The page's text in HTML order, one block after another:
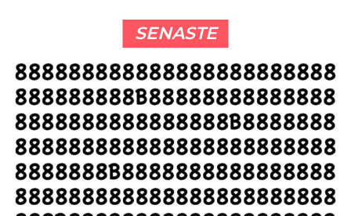
SENASTE